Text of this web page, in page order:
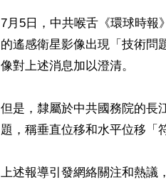
7月5日，中共喉舌《環球時報
的遙感衛星影像出現「技術問
像對上述消息加以澄清。
但是，隸屬於中共國務院的長
題，稱垂直位移和水平位移「
上述報導引發網絡關注和熱議